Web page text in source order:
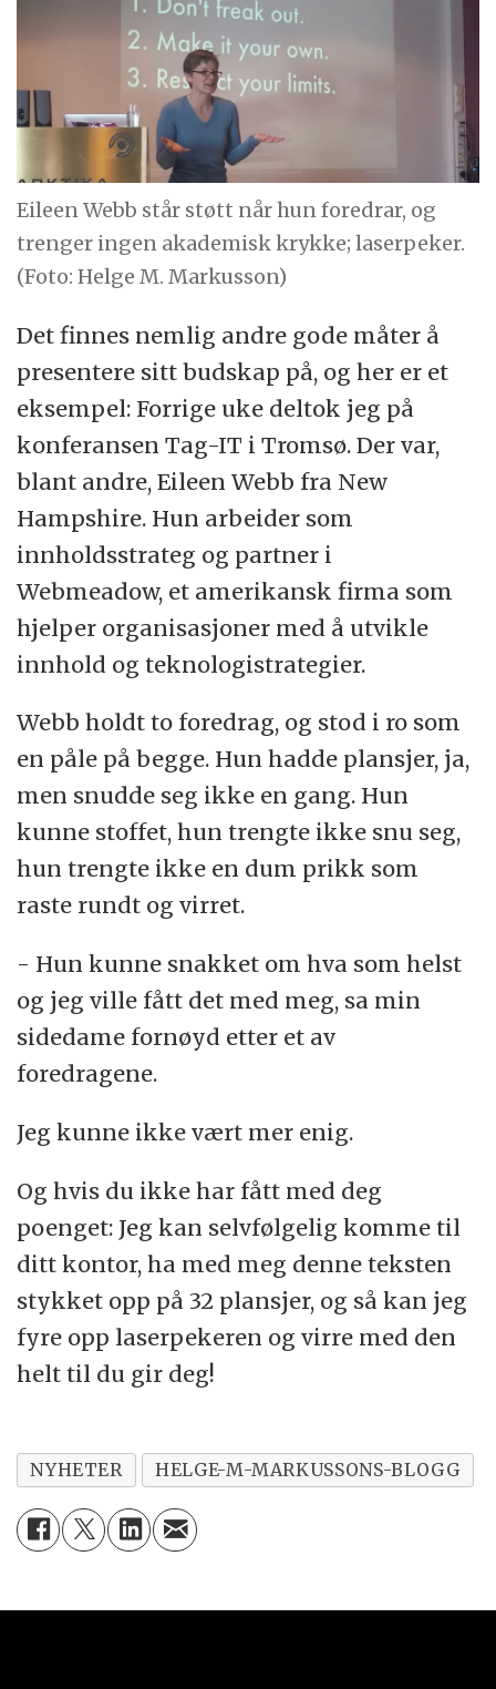
Eileen Webb står støtt når hun foredrar, og
trenger ingen akademisk krykke; laserpeker.
(Foto: Helge M. Markusson)
Det finnes nemlig andre gode måter å
presentere sitt budskap på, og her er et
eksempel: Forrige uke deltok jeg på
konferansen Tag-IT i Tromsø. Der var,
blant andre, Eileen Webb fra New
Hampshire. Hun arbeider som
innholdsstrateg og partner i
Webmeadow, et amerikansk firma som
hjelper organisasjoner med å utvikle
innhold og teknologistrategier.
Webb holdt to foredrag, og stod i ro som
en påle på begge. Hun hadde plansjer, ja,
men snudde seg ikke en gang. Hun
kunne stoffet, hun trengte ikke snu seg,
hun trengte ikke en dum prikk som
raste rundt og virret.
- Hun kunne snakket om hva som helst
og jeg ville fått det med meg, sa min
sidedame fornøyd etter et av
foredragene.
Jeg kunne ikke vært mer enig.
Og hvis du ikke har fått med deg
poenget: Jeg kan selvfølgelig komme til
ditt kontor, ha med meg denne teksten
stykket opp på 32 plansjer, og så kan jeg
fyre opp laserpekeren og virre med den
helt til du gir deg!
NYHETER HELGE-M-MARKUSSONS-BLOGG